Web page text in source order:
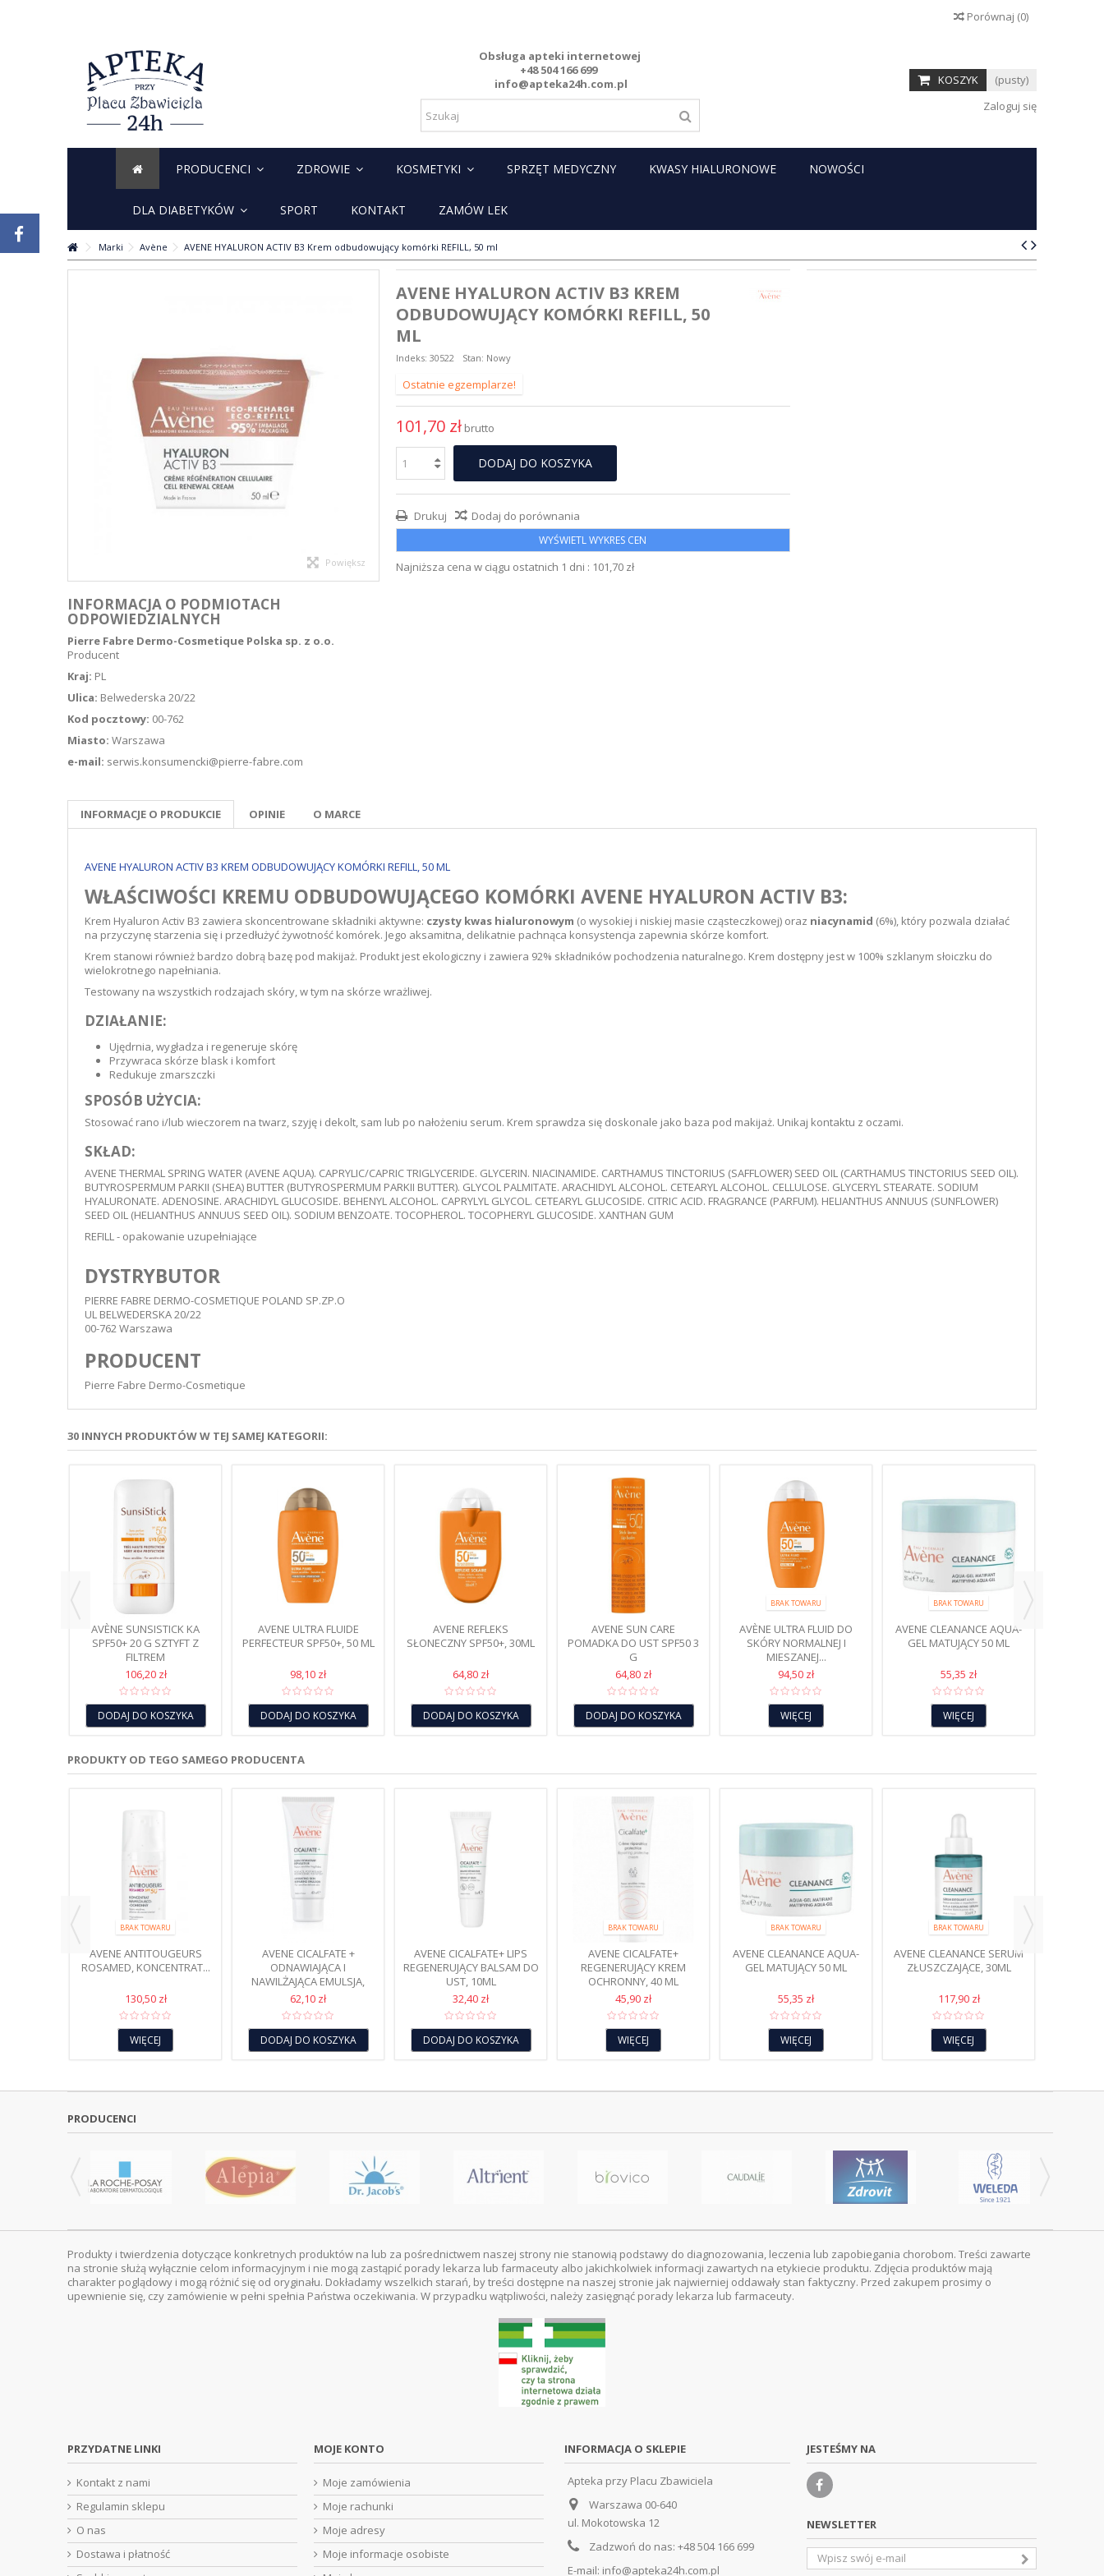
Porównaj (0)
Obsługa apteki internetowej
+48 504 166 699
info@apteka24h.com.pl
KOSZYK
(pusty)
Zaloguj się
PRODUCENCI ZDROWIE KOSMETYKI SPRZĘT MEDYCZNY KWASY HIALURONOWE NOWOŚCI
DLA DIABETYKÓW SPORT KONTAKT ZAMÓW LEK
Marki Avène AVENE HYALURON ACTIV B3 Krem odbudowujący komórki REFILL, 50 ml
Powiększ
INFORMACJA O PODMIOTACH
ODPOWIEDZIALNYCH
Pierre Fabre Dermo-Cosmetique Polska sp. z o.o.
Producent
Kraj: PL
Ulica: Belwederska 20/22
Kod pocztowy: 00-762
Miasto: Warszawa
e-mail: serwis.konsumencki@pierre-fabre.com
AVENE HYALURON ACTIV B3 KREM
ODBUDOWUJĄCY KOMÓRKI REFILL, 50
ML
Indeks: 30522 Stan: Nowy
Ostatnie egzemplarze!
101,70 zł brutto
DODAJ DO KOSZYKA
Drukuj Dodaj do porównania
WYŚWIETL WYKRES CEN
Najniższa cena w ciągu ostatnich 1 dni : 101,70 zł
INFORMACJE O PRODUKCIE OPINIE O MARCE
AVENE HYALURON ACTIV B3 KREM ODBUDOWUJĄCY KOMÓRKI REFILL, 50 ML
WŁAŚCIWOŚCI KREMU ODBUDOWUJĄCEGO KOMÓRKI AVENE HYALURON ACTIV B3:
Krem Hyaluron Activ B3 zawiera skoncentrowane składniki aktywne: czysty kwas hialuronowym (o wysokiej i niskiej masie cząsteczkowej) oraz niacynamid (6%), który pozwala działać
na przyczynę starzenia się i przedłużyć żywotność komórek. Jego aksamitna, delikatnie pachnąca konsystencja zapewnia skórze komfort.
Krem stanowi również bardzo dobrą bazę pod makijaż. Produkt jest ekologiczny i zawiera 92% składników pochodzenia naturalnego. Krem dostępny jest w 100% szklanym słoiczku do
wielokrotnego napełniania.
Testowany na wszystkich rodzajach skóry, w tym na skórze wrażliwej.
DZIAŁANIE:
Ujędrnia, wygładza i regeneruje skórę
Przywraca skórze blask i komfort
Redukuje zmarszczki
SPOSÓB UŻYCIA:
Stosować rano i/lub wieczorem na twarz, szyję i dekolt, sam lub po nałożeniu serum. Krem sprawdza się doskonale jako baza pod makijaż. Unikaj kontaktu z oczami.
SKŁAD:
AVENE THERMAL SPRING WATER (AVENE AQUA). CAPRYLIC/CAPRIC TRIGLYCERIDE. GLYCERIN. NIACINAMIDE. CARTHAMUS TINCTORIUS (SAFFLOWER) SEED OIL (CARTHAMUS TINCTORIUS SEED OIL).
BUTYROSPERMUM PARKII (SHEA) BUTTER (BUTYROSPERMUM PARKII BUTTER). GLYCOL PALMITATE. ARACHIDYL ALCOHOL. CETEARYL ALCOHOL. CELLULOSE. GLYCERYL STEARATE. SODIUM
HYALURONATE. ADENOSINE. ARACHIDYL GLUCOSIDE. BEHENYL ALCOHOL. CAPRYLYL GLYCOL. CETEARYL GLUCOSIDE. CITRIC ACID. FRAGRANCE (PARFUM). HELIANTHUS ANNUUS (SUNFLOWER)
SEED OIL (HELIANTHUS ANNUUS SEED OIL). SODIUM BENZOATE. TOCOPHEROL. TOCOPHERYL GLUCOSIDE. XANTHAN GUM
REFILL - opakowanie uzupełniające
DYSTRYBUTOR
PIERRE FABRE DERMO-COSMETIQUE POLAND SP.ZP.O
UL BELWEDERSKA 20/22
00-762 Warszawa
PRODUCENT
Pierre Fabre Dermo-Cosmetique
30 INNYCH PRODUKTÓW W TEJ SAMEJ KATEGORII:
AVÈNE SUNSISTICK KA
SPF50+ 20 G SZTYFT Z
FILTREM
106,20 zł
DODAJ DO KOSZYKA
AVENE ULTRA FLUIDE
PERFECTEUR SPF50+, 50 ML
98,10 zł
DODAJ DO KOSZYKA
AVENE REFLEKS
SŁONECZNY SPF50+, 30ML
64,80 zł
DODAJ DO KOSZYKA
AVENE SUN CARE
POMADKA DO UST SPF50 3
G
64,80 zł
DODAJ DO KOSZYKA
BRAK TOWARU
AVÈNE ULTRA FLUID DO
SKÓRY NORMALNEJ I
MIESZANEJ...
94,50 zł
WIĘCEJ
BRAK TOWARU
AVENE CLEANANCE AQUA-
GEL MATUJĄCY 50 ML
55,35 zł
WIĘCEJ
PRODUKTY OD TEGO SAMEGO PRODUCENTA
BRAK TOWARU
AVENE ANTITOUGEURS
ROSAMED, KONCENTRAT...
130,50 zł
WIĘCEJ
AVENE CICALFATE +
ODNAWIAJĄCA I
NAWILŻAJĄCA EMULSJA,
40ML
62,10 zł
DODAJ DO KOSZYKA
AVENE CICALFATE+ LIPS
REGENERUJĄCY BALSAM DO
UST, 10ML
32,40 zł
DODAJ DO KOSZYKA
BRAK TOWARU
AVENE CICALFATE+
REGENERUJĄCY KREM
OCHRONNY, 40 ML
45,90 zł
WIĘCEJ
BRAK TOWARU
AVENE CLEANANCE AQUA-
GEL MATUJĄCY 50 ML
55,35 zł
WIĘCEJ
BRAK TOWARU
AVENE CLEANANCE SERUM
ZŁUSZCZAJĄCE, 30ML
117,90 zł
WIĘCEJ
PRODUCENCI
Produkty i twierdzenia dotyczące konkretnych produktów na lub za pośrednictwem naszej strony nie stanowią podstawy do diagnozowania, leczenia lub zapobiegania chorobom. Treści zawarte
na stronie służą wyłącznie celom informacyjnym i nie mogą zastąpić porady lekarza lub farmaceuty albo jakichkolwiek informacji zawartych na etykiecie produktu. Zdjęcia produktów mają
charakter poglądowy i mogą różnić się od oryginału. Dokładamy wszelkich starań, by treści dostępne na naszej stronie jak najwierniej oddawały stan faktyczny. Przed zakupem prosimy o
upewnienie się, czy zamówienie w pełni spełnia Państwa oczekiwania. W przypadku wątpliwości, należy zasięgnąć porady lekarza lub farmaceuty.
PRZYDATNE LINKI
Kontakt z nami
Regulamin sklepu
O nas
Dostawa i płatność
MOJE KONTO
Moje zamówienia
Moje rachunki
Moje adresy
Moje informacje osobiste
INFORMACJA O SKLEPIE
Apteka przy Placu Zbawiciela
Warszawa 00-640
ul. Mokotowska 12
Zadzwoń do nas: +48 504 166 699
E-mail: info@apteka24h.com.pl
JESTEŚMY NA
NEWSLETTER